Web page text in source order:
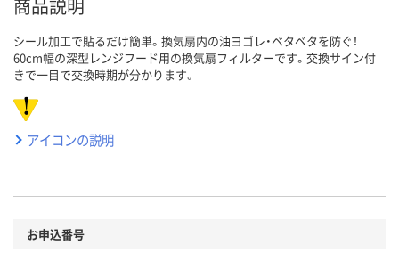
商品説明
シール加工で貼るだけ簡単。換気扇内の油ヨゴレ・ベタベタを防ぐ！
60cm幅の深型レンジフード用の換気扇フィルターです。交換サイン付
きで一目で交換時期が分かります。
アイコンの説明
お申込番号